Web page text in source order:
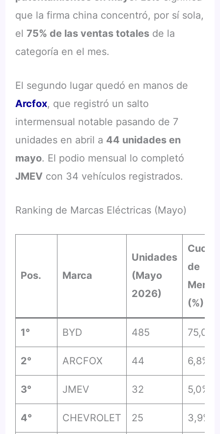
que la firma china concentró, por sí sola,
el 75% de las ventas totalesde la
categoría en el mes.
El segundo lugar quedó en manos de
Arcfox, que registró un salto
intermensual notable pasando de 7
unidades en abril a 44 unidades en
mayo. El podio mensual lo completó
JMEVcon 34 vehículos registrados.
Ranking de Marcas Eléctricas (Mayo)
Pos. Marca
Unidades
(Mayo
2026)
Cuota
de
(%)
1° BYD 485 75,0%
2° ARCFOX 44 6,8%
3° JMEV 32 5,0%
4° CHEVROLET 25 3,9%